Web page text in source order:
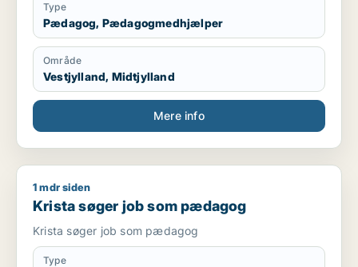
Type
Pædagog, Pædagogmedhjælper
Område
Vestjylland, Midtjylland
Mere info
Krista søger job som pædagog
1 mdr siden
Krista søger job som pædagog
Krista søger job som pædagog
Type